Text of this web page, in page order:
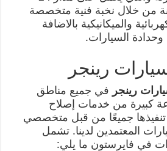
من خلال نخبة فنية متخصصة
والميكانيكية بالاضافة
السيارات.
رينجر
رينجر في جميع مناطق
كبيرة من خدمات إصلاح
تنفيذها جميعًا من قبل متخصصي
المعتمدين لدينا. تشمل
في فايرستون ما يلي: